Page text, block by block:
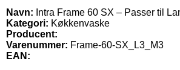
Navn: Intra Frame 60 SX – Passer til
Kategori: Køkkenvaske
Producent:
Varenummer: Frame-60-SX_L3_M3
EAN: